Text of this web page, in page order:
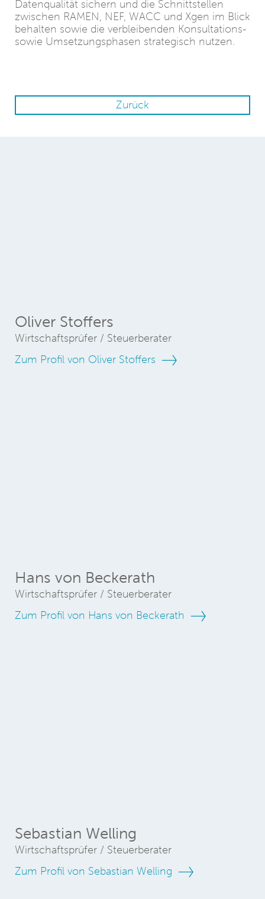
Datenqualität sichern und die Schnittstellen
zwischen RAMEN, NEF, WACC und Xgen im Blick
behalten sowie die verbleibenden Konsultations‑
sowie Umsetzungsphasen strategisch nutzen.
Zurück
Oliver Stoffers
Wirtschaftsprüfer / Steuerberater
Zum Profil von Oliver Stoffers
Hans von Beckerath
Wirtschaftsprüfer / Steuerberater
Zum Profil von Hans von Beckerath
Sebastian Welling
Wirtschaftsprüfer / Steuerberater
Zum Profil von Sebastian Welling